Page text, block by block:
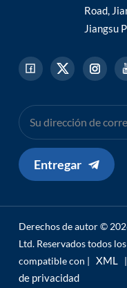
Road,
Jiangsu
Entregar
Derechos de autor ©
Ltd. Reservados todos
compatible con | XML |
de privacidad